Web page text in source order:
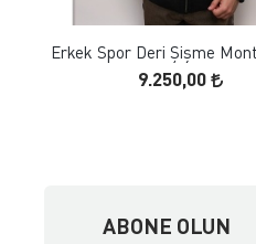
Erkek Spor Deri Şişme
9.250,00
ABONE OLUN